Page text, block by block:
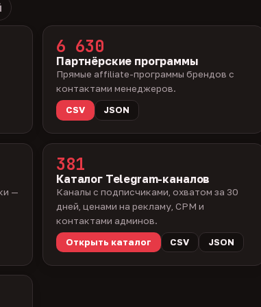
6 630
Партнёрские программы
Прямые affiliate-программы брендов с
контактами менеджеров.
CSV
JSON
—
381
Каталог Telegram-каналов
Каналы с подписчиками, охватом за 30
дней, ценами на рекламу, CPM и
контактами админов.
Открыть каталог
CSV JSON